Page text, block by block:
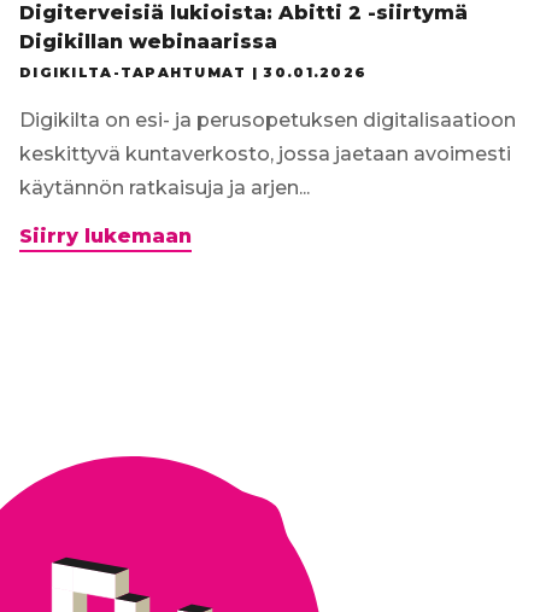
tasa-
arvoista?
Digiterveisiä lukioista: Abitti 2 -siirtymä
Digikillan webinaarissa
DIGIKILTA-TAPAHTUMAT |30.01.2026
Digikilta on esi- ja perusopetuksen digitalisaatioon
keskittyvä kuntaverkosto, jossa jaetaan avoimesti
käytännön ratkaisuja ja arjen...
Siirry lukemaan